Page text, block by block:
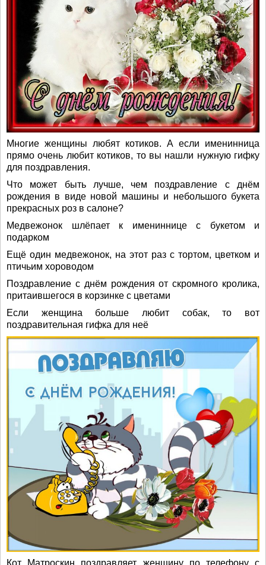
Многие женщины любят котиков. А если именинница
прямо очень любит котиков, то вы нашли нужную гифку
для поздравления.
Что может быть лучше, чем поздравление с днём
рождения в виде новой машины и небольшого букета
прекрасных роз в салоне?
Медвежонок шлёпает к имениннице с букетом и
подарком
Ещё один медвежонок, на этот раз с тортом, цветком и
птичьим хороводом
Поздравление с днём рождения от скромного кролика,
притаившегося в корзинке с цветами
Если женщина больше любит собак, то вот
поздравительная гифка для неё
Кот Матроскин поздравляет женщину по телефону с